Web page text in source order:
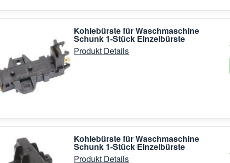
Kohlebürste für Waschmaschine
Schunk 1-Stück Einzelbürste
Produkt Details
Kohlebürste für Waschmaschine
Schunk 1-Stück Einzelbürste
Produkt Details